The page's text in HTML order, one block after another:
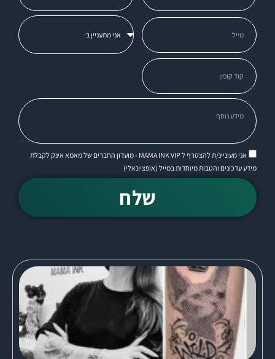
אני מעוניינ/ת להצטרף ל MAMA INK VIP - מועדון החברים של מאמא אינק לקבלת
מידע עדכונים והטבות מיוחדות במייל (אופציונאלי)
שלח